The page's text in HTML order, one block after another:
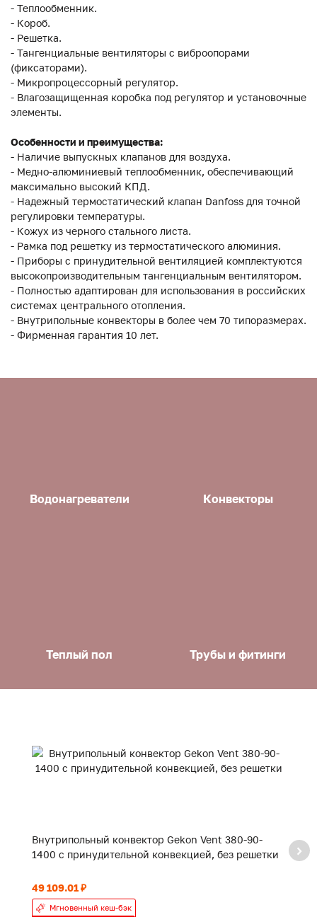
- Теплообменник.
- Короб.
- Решетка.
- Тангенциальные вентиляторы с виброопорами
(фиксаторами).
- Микропроцессорный регулятор.
- Влагозащищенная коробка под регулятор и установочные
элементы.
Особенности и преимущества:
- Наличие выпускных клапанов для воздуха.
- Медно-алюминиевый теплообменник, обеспечивающий
максимально высокий КПД.
- Надежный термостатический клапан Danfoss для точной
регулировки температуры.
- Кожух из черного стального листа.
- Рамка под решетку из термостатического алюминия.
- Приборы с принудительной вентиляцией комплектуются
высокопроизводительным тангенциальным вентилятором.
- Полностью адаптирован для использования в российских
системах центрального отопления.
- Внутрипольные конвекторы в более чем 70 типоразмерах.
- Фирменная гарантия 10 лет.
Водонагреватели Конвекторы
Теплый пол Трубы и фитинги
Внутрипольный конвектор Gekon Vent 380-90-
1400 с принудительной конвекцией, без решетки
49 109.01 ₽
Мгновенный кеш-бэк
с